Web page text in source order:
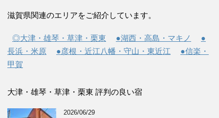
滋賀県関連のエリアをご紹介しています。
◎大津・雄琴・草津・栗東 ●湖西・高島・マキノ
●
長浜・米原
●彦根・近江八幡・守山・東近江
●信楽・
甲賀
大津・雄琴・草津・栗東 評判の良い宿
2026/06/29